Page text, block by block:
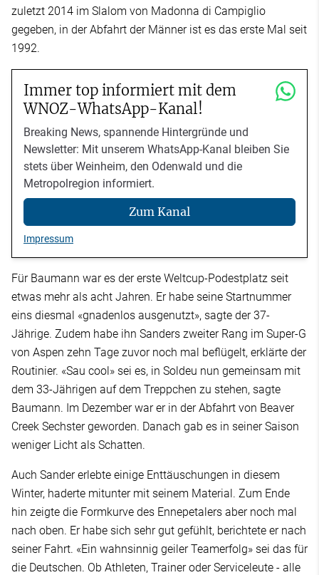
zuletzt 2014 im Slalom von Madonna di Campiglio
gegeben, in der Abfahrt der Männer ist es das erste Mal seit
1992.
Immer top informiert mit dem
WNOZ-WhatsApp-Kanal!
Breaking News, spannende Hintergründe und
Newsletter: Mit unserem WhatsApp-Kanal bleiben Sie
stets über Weinheim, den Odenwald und die
Metropolregion informiert.
Zum Kanal
Impressum
Für Baumann war es der erste Weltcup-Podestplatz seit
etwas mehr als acht Jahren. Er habe seine Startnummer
eins diesmal «gnadenlos ausgenutzt», sagte der 37-
Jährige. Zudem habe ihn Sanders zweiter Rang im Super-G
von Aspen zehn Tage zuvor noch mal beflügelt, erklärte der
Routinier. «Sau cool» sei es, in Soldeu nun gemeinsam mit
dem 33-Jährigen auf dem Treppchen zu stehen, sagte
Baumann. Im Dezember war er in der Abfahrt von Beaver
Creek Sechster geworden. Danach gab es in seiner Saison
weniger Licht als Schatten.
Auch Sander erlebte einige Enttäuschungen in diesem
Winter, haderte mitunter mit seinem Material. Zum Ende
hin zeigte die Formkurve des Ennepetalers aber noch mal
nach oben. Er habe sich sehr gut gefühlt, berichtete er nach
seiner Fahrt. «Ein wahnsinnig geiler Teamerfolg» sei das für
die Deutschen. Ob Athleten, Trainer oder Serviceleute - alle